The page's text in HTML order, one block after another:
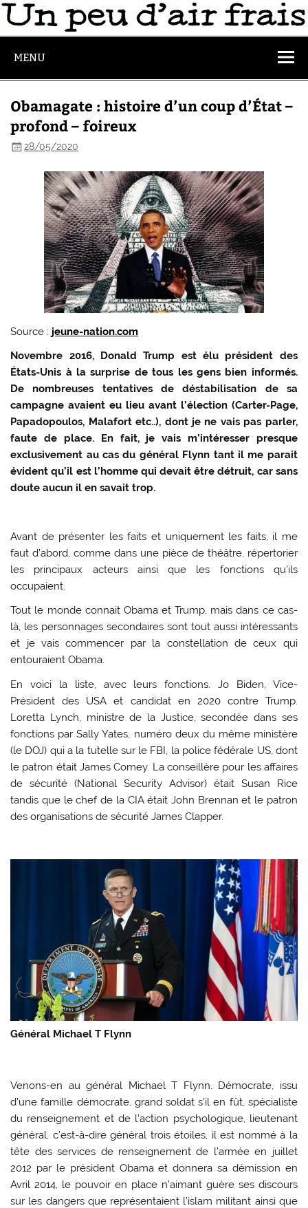
MENU
Obamagate : histoire d’un coup d’État –
profond – foireux
28/05/2020
Source : jeune-nation.com
Novembre 2016, Donald Trump est élu président des
États-Unis à la surprise de tous les gens bien informés.
De nombreuses tentatives de déstabilisation de sa
campagne avaient eu lieu avant l’élection (Carter-Page,
Papadopoulos, Malafort etc..), dont je ne vais pas parler,
faute de place. En fait, je vais m’intéresser presque
exclusivement au cas du général Flynn tant il me parait
évident qu’il est l’homme qui devait être détruit, car sans
doute aucun il en savait trop.
Avant de présenter les faits et uniquement les faits, il me
faut d’abord, comme dans une pièce de théâtre, répertorier
les principaux acteurs ainsi que les fonctions qu’ils
occupaient.
Tout le monde connait Obama et Trump, mais dans ce cas-
là, les personnages secondaires sont tout aussi intéressants
et je vais commencer par la constellation de ceux qui
entouraient Obama.
En voici la liste, avec leurs fonctions. Jo Biden, Vice-
Président des USA et candidat en 2020 contre Trump.
Loretta Lynch, ministre de la Justice, secondée dans ses
fonctions par Sally Yates, numéro deux du même ministère
(le DOJ) qui a la tutelle sur le FBI, la police fédérale US, dont
le patron était James Comey. La conseillère pour les affaires
de sécurité (National Security Advisor) était Susan Rice
tandis que le chef de la CIA était John Brennan et le patron
des organisations de sécurité James Clapper.
Général Michael T Flynn
Venons-en au général Michael T Flynn. Démocrate, issu
d’une famille démocrate, grand soldat s’il en fût, spécialiste
du renseignement et de l’action psychologique, lieutenant
général, c’est-à-dire général trois étoiles, il est nommé à la
tête des services de renseignement de l’armée en juillet
2012 par le président Obama et donnera sa démission en
Avril 2014, le pouvoir en place n’aimant guère ses discours
sur les dangers que représentaient l’islam militant ainsi que